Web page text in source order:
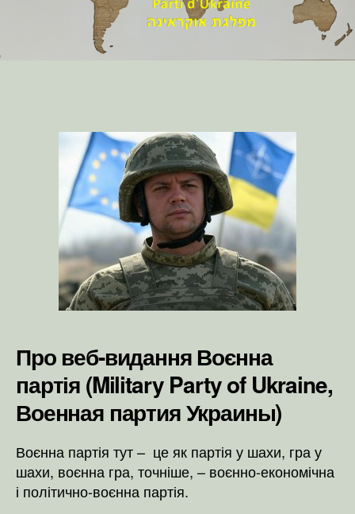
Про веб-видання Воєнна
партія (Military Party of Ukraine,
Военная партия Украины)
Воєнна партія тут – це як партія у шахи, гра у
шахи, воєнна гра, точніше, – воєнно-економічна
і політично-воєнна партія.